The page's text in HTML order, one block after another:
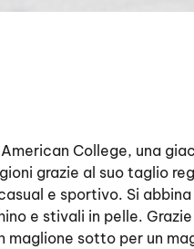
College, una
grazie al suo taglio
e sportivo. Si
e stivali in pelle.
maglione sotto per un